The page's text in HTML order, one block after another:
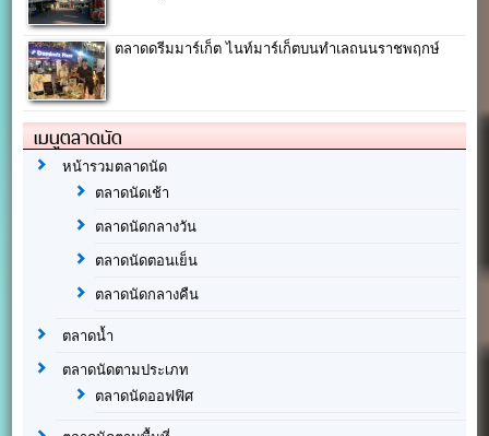
ตลาดดรีมมาร์เก็ต ไนท์มาร์เก็ตบนทำเลถนนราชพฤกษ์
เมนูตลาดนัด
หน้ารวมตลาดนัด
ตลาดนัดเช้า
ตลาดนัดกลางวัน
ตลาดนัดตอนเย็น
ตลาดนัดกลางคืน
ตลาดน้ำ
ตลาดนัดตามประเภท
ตลาดนัดออฟฟิศ